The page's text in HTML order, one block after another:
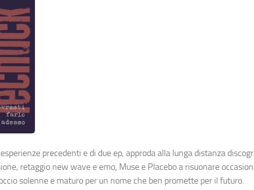
precedenti e di due ep, approda alla lunga distanza
retaggio new wave e emo, Muse e Placebo a risuonare
solenne e maturo per un nome che ben promette per il futuro.